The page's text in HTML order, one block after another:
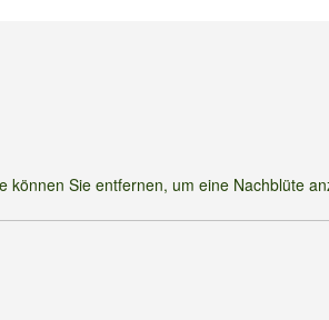
können Sie entfernen, um eine Nachblüte